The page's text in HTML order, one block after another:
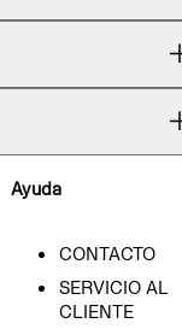
Ayuda
CONTACTO
SERVICIO AL
CLIENTE